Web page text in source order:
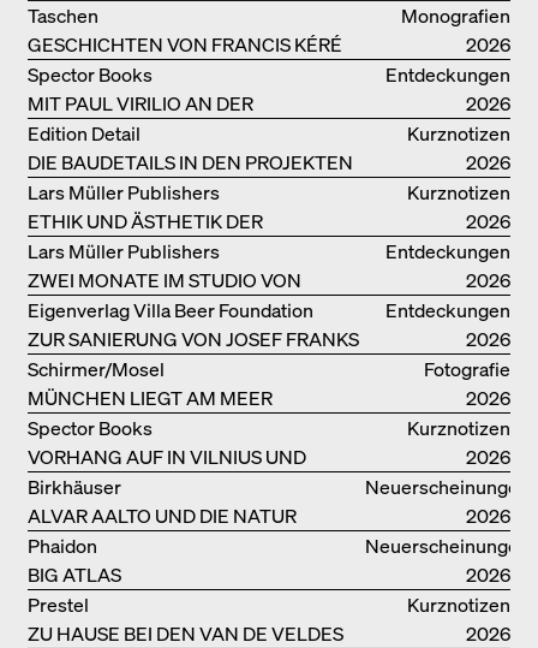
Monografien
GESCHICHTEN VON FRANCIS KÉRÉ
Taschen
2026
Entdeckungen
MIT PAUL VIRILIO AN DER
ATLANTIKKÜSTE
Spector Books
2026
Kurznotizen
DIE BAUDETAILS IN DEN PROJEKTEN
VON HERZOG & DE MEURON
Edition Detail
2026
Kurznotizen
ETHIK UND ÄSTHETIK DER
LANDSCHAFT: ROBERTO BURLE
MARX
Lars Müller Publishers
2026
Entdeckungen
ZWEI MONATE IM STUDIO VON
OSCAR NIEMEYER AN DER
COPACABANA
Lars Müller Publishers
2026
Entdeckungen
ZUR SANIERUNG VON JOSEF FRANKS
VILLA BEER
Eigenverlag Villa Beer Foundation
2026
Fotografie
MÜNCHEN LIEGT AM MEER
Schirmer/Mosel
2026
Kurznotizen
VORHANG AUF IN VILNIUS UND
MINSK!
Spector Books
2026
Neuerscheinungen
ALVAR AALTO UND DIE NATUR
Birkhäuser
2026
Neuerscheinungen
BIG ATLAS
Phaidon
2026
Kurznotizen
ZU HAUSE BEI DEN VAN DE VELDES
Prestel
2026